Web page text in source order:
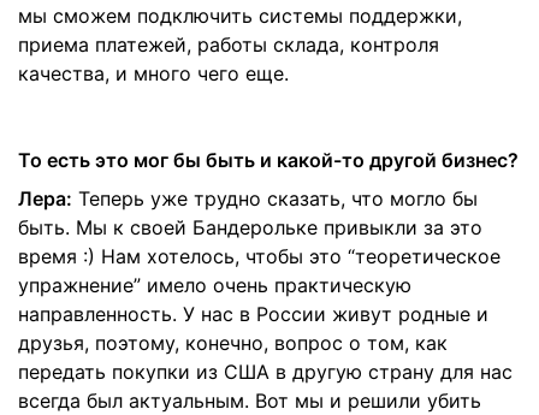
мы сможем подключить системы поддержки,
приема платежей, работы склада, контроля
качества, и много чего еще.
То есть это мог бы быть и какой-то другой бизнес?
Лера: Теперь уже трудно сказать, что могло бы
быть. Мы к своей Бандерольке привыкли за это
время :) Нам хотелось, чтобы это “теоретическое
упражнение” имело очень практическую
направленность. У нас в России живут родные и
друзья, поэтому, конечно, вопрос о том, как
передать покупки из США в другую страну для нас
всегда был актуальным. Вот мы и решили убить